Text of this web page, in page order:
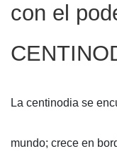
con el
La centinodia se
mundo; crece en